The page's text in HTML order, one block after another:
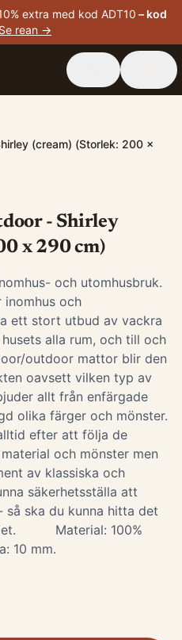
extra med kod ADT10 – kod
Se rean →
(cream) (Storlek: 200 x
- Shirley
x 290 cm)
och utomhusbruk.
inomhus och
ett stort utbud av vackra
alla rum, och till och
outdoor mattor blir den
oavsett vilken typ av
allt från enfärgade
olika färger och mönster.
efter att följa de
och mönster men
av klassiska och
säkerhetsställa att
ska du kunna hitta det
Material: 100%
10 mm.